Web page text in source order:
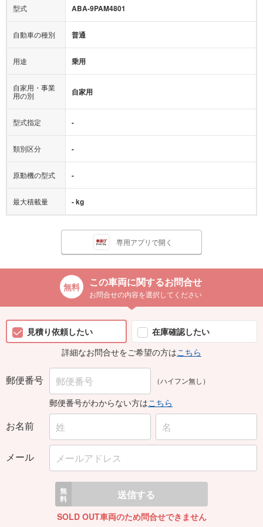
型式 ABA-9PAM4801
自動車の種別 普通
用途 乗用
自家用・事業
用の別
自家用
型式指定 -
類別区分 -
原動機の型式 -
最大積載量 - kg
専用アプリで開く
この車両に関するお問合せ
お問合せの内容を選択してください
見積り依頼したい
在庫確認したい
詳細なお問合せをご希望の方はこちら
郵便番号 （ハイフン無し）
郵便番号がわからない方はこちら
お名前
メール
無
料 送信する
SOLD OUT車両のため問合せできません